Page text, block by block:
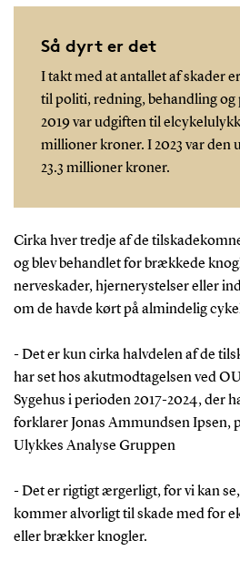
Så dyrt er det
I takt med at antallet af skader
til politi, redning, behandling og
2019 var udgiften til
millioner kroner. I 2023 var den
23.3 millioner kroner.
Cirka hver tredje af de
og blev behandlet for brækkede
nerveskader, hjernerystelser eller
om de havde kørt på almindelig
- Det er kun cirka halvdelen af de
har set hos akutmodtagelsen ved
Sygehus i perioden 2017-2024, der
forklarer Jonas Ammundsen Ipsen,
Ulykkes Analyse Gruppen
- Det er rigtigt ærgerligt, for vi kan
kommer alvorligt til skade med for
eller brækker knogler.